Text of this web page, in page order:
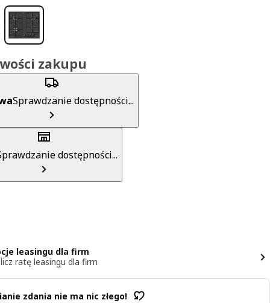
zakupu
Sprawdzanie dostępności...
dostępności...
leasingu dla firm
ratę leasingu dla firm
zdania nie ma nic złego!